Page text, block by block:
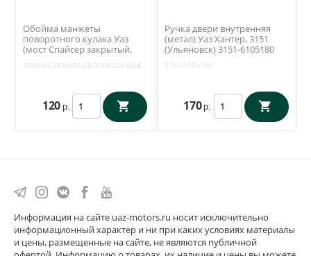
Обойма манжеты
поворотного кулака Уаз
(мост Спайсер закрытый,
УАЗ) 3160-00-2304056-00
3160-00-2304056-00 3160-2304056
120 р.
Ручка двери внутренняя
(метал) Уаз Хантер, 3151
(Ульяновск) 3151-6105180
3151-6105180
170 р.
Информация на сайте uaz-motors.ru носит исключительно
информационный характер и ни при каких условиях материалы
и цены, размещенные на сайте, не являются публичной